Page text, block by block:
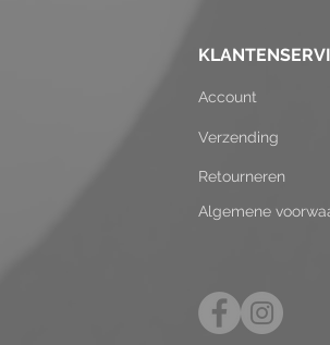
Account
Verzending
Retourneren
Algemene